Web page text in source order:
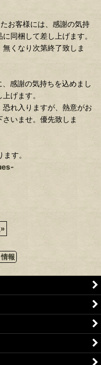
お客様には、感謝の気持
同梱して差し上げます。
くなり次第終了致しま
感謝の気持ちを込めまし
げます。
れ入りますが、熱意がお
いませ。優先致しま
す。
»
報